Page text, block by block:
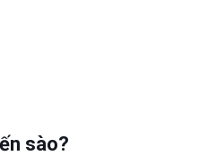
sào?